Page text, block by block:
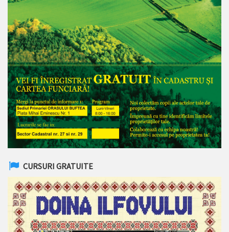
CURSURI GRATUITE